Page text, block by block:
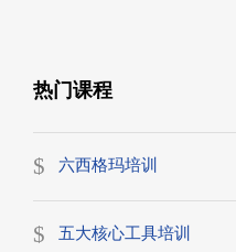
热门课程
六西格玛培训
五大核心工具培训